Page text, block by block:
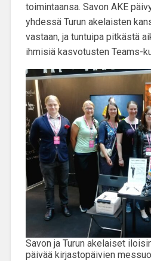
toimintaansa. Savon AKE
yhdessä Turun akelaisten
vastaan, ja tuntuipa pitkästä
ihmisiä kasvotusten Teams-
Savon ja Turun akelaiset
päivää kirjastopäivien